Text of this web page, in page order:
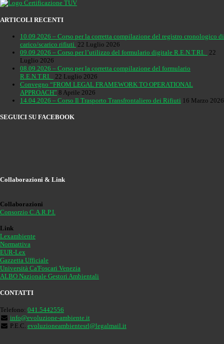
ARTICOLI RECENTI
10.09.2026 – Corso per la corretta compilazione del registro cronologico di
carico/scarico rifiuti 22 Luglio 2026
09.09.2026 – Corso per l’utilizzo del formulario digitale R.E.N.T.RI.
22
Luglio 2026
08.09.2026 – Corso per la corretta compilazione del formulario
R.E.N.T.RI.
22 Luglio 2026
Convegno “FROM LEGAL FRAMEWORK TO OPERATIONAL
APPROACH” 8 Aprile 2026
14.04.2026 – Corso Il Trasporto Transfrontaliero dei Rifiuti 16 Marzo 2026
SEGUICI SU FACEBOOK
Collaborazioni & Link
Collaborazioni
Consorzio C.A.R.P.I.
Link
Lexambiente
Normattiva
EUR-Lex
Gazzetta Ufficiale
Università Ca'Foscari Venezia
ALBO Nazionale Gestori Ambientali
CONTATTI
Telefono: 041.5442556
info@evoluzione-ambiente.it
P.E.C. evoluzioneambientesrl@legalmail.it